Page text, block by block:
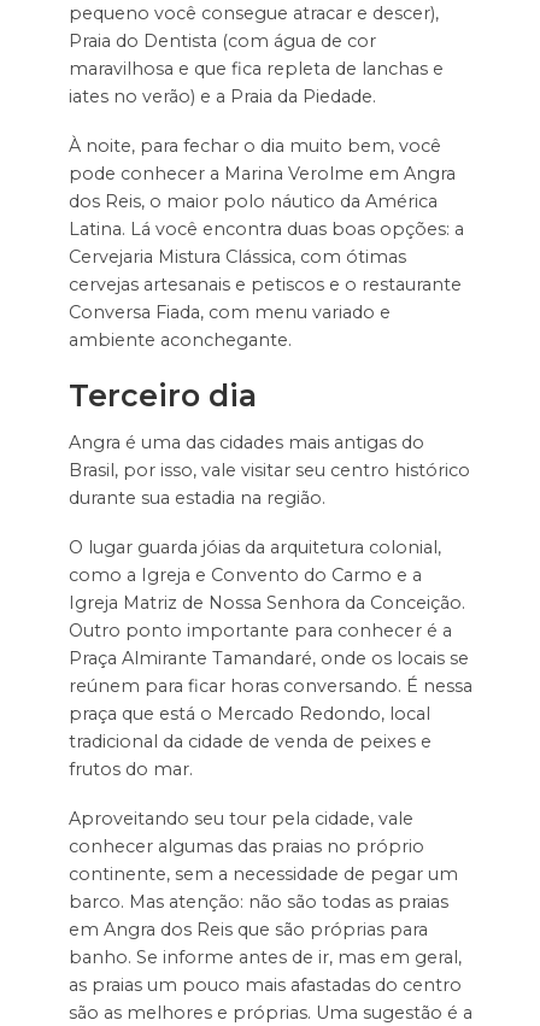
pequeno você consegue atracar e descer),
Praia do Dentista (com água de cor
maravilhosa e que fica repleta de lanchas e
iates no verão) e a Praia da Piedade.
À noite, para fechar o dia muito bem, você
pode conhecer a Marina Verolme em Angra
dos Reis, o maior polo náutico da América
Latina. Lá você encontra duas boas opções: a
Cervejaria Mistura Clássica, com ótimas
cervejas artesanais e petiscos e o restaurante
Conversa Fiada, com menu variado e
ambiente aconchegante.
Terceiro dia
Angra é uma das cidades mais antigas do
Brasil, por isso, vale visitar seu centro histórico
durante sua estadia na região.
O lugar guarda jóias da arquitetura colonial,
como a Igreja e Convento do Carmo e a
Igreja Matriz de Nossa Senhora da Conceição.
Outro ponto importante para conhecer é a
Praça Almirante Tamandaré, onde os locais se
reúnem para ficar horas conversando. É nessa
praça que está o Mercado Redondo, local
tradicional da cidade de venda de peixes e
frutos do mar.
Aproveitando seu tour pela cidade, vale
conhecer algumas das praias no próprio
continente, sem a necessidade de pegar um
barco. Mas atenção: não são todas as praias
em Angra dos Reis que são próprias para
banho. Se informe antes de ir, mas em geral,
as praias um pouco mais afastadas do centro
são as melhores e próprias. Uma sugestão é a